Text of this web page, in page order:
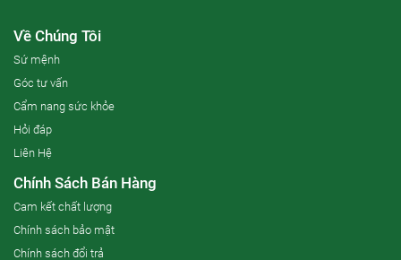
Về Chúng Tôi
Sứ mệnh
Góc tư vấn
Cẩm nang sức khỏe
Hỏi đáp
Liên Hệ
Chính Sách Bán Hàng
Cam kết chất lượng
Chính sách bảo mật
Chính sách đổi trả